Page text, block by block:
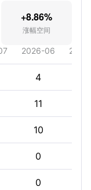
+8.86%
涨幅空间
2026-06
4
11
10
0
0